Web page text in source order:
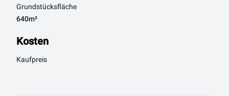
Grundstücksfläche
640m²
Kosten
Kaufpreis